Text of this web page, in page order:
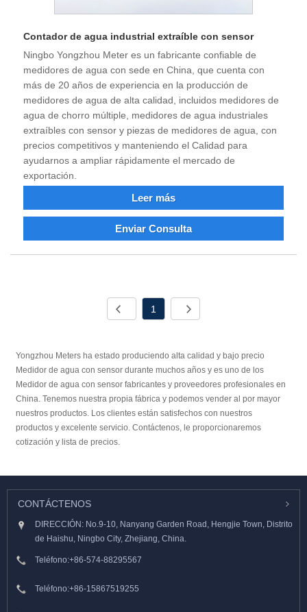
Contador de agua industrial extraíble con sensor
Ningbo Yongzhou Meter es un fabricante confiable de
medidores de agua con sede en China, que cuenta con
más de 20 años de experiencia en la producción de
medidores de agua de alta calidad, incluidos medidores de
agua de chorro múltiple, medidores de agua industriales
extraíbles con sensor y piezas de medidores de agua, con
precios competitivos y manteniendo el Calidad para
ayudarnos a ampliar rápidamente el mercado de
exportación.
Leer más
Enviar Consulta
1
Yongzhou Meters ha estado produciendo alta calidad y bajo precio
Medidor de agua con sensor durante muchos años y es uno de los
Medidor de agua con sensor fabricantes y proveedores profesionales en
China. Tenemos nuestra propia fábrica y podemos vender al por mayor
nuestros productos. Los clientes están satisfechos con nuestros
productos y excelente servicio. Contáctenos, le proporcionaremos
cotización y lista de precios.
CONTÁCTENOS
DIRECCIÓN: No.9-10, Nanyang Garden Road, Hengjie Town, Distrito
de Haishu, Ningbo City, Zhejiang, China.
Teléfono:+86-574-88295567
Teléfono:+86-15867519255